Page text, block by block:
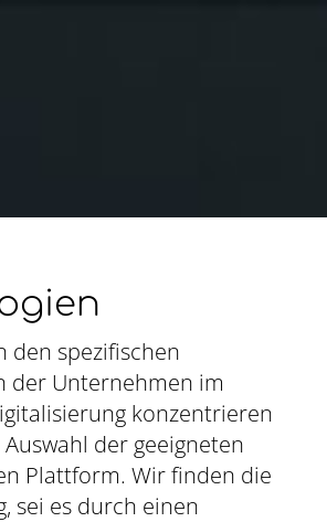
den spezifischen
der Unternehmen im
konzentrieren
der geeigneten
Plattform. Wir finden die
sei es durch einen